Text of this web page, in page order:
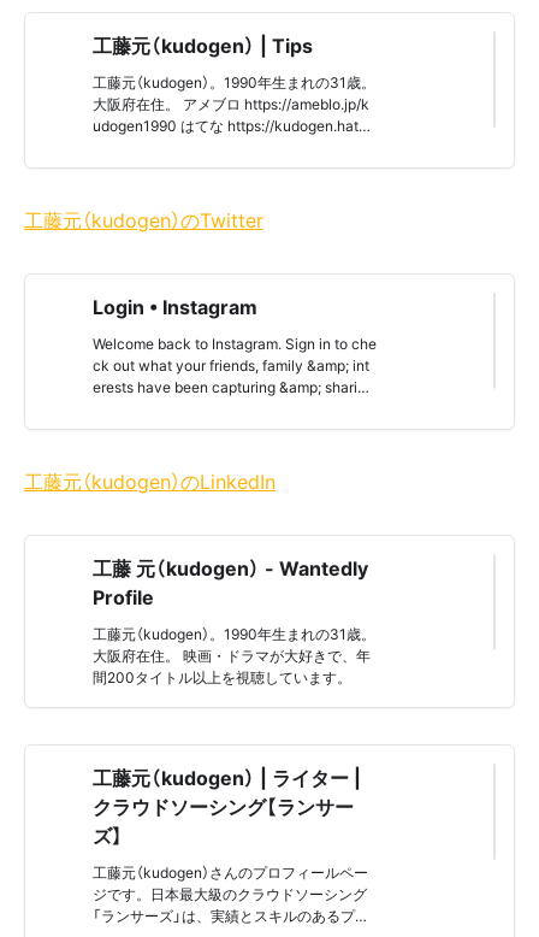
工藤元（kudogen） | Tips
工藤元（kudogen）。1990年生まれの31歳。
大阪府在住。 アメブロ https://ameblo.jp/k
udogen1990 はてな https://kudogen.haten
am.com/kudogen1990/ Pinterest https://w
e.com/kudogen1990 Newspics https://ne
wspicks.com/user/7019944
工藤元（kudogen）のTwitter
Login • Instagram
Welcome back to Instagram. Sign in to che
ck out what your friends, family &amp; int
erests have been capturing &amp; sharing
工藤元（kudogen）のLinkedIn
工藤 元（kudogen） - Wantedly
Profile
工藤元（kudogen）。1990年生まれの31歳。
大阪府在住。 映画・ドラマが大好きで、年
間200タイトル以上を視聴しています。
工藤元（kudogen） | ライター |
クラウドソーシング【ランサー
ズ】
工藤元（kudogen）さんのプロフィールペー
ジです。日本最大級のクラウドソーシング
「ランサーズ」は、実績とスキルのあるプロ